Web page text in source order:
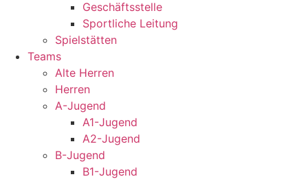
Geschäftsstelle
Sportliche Leitung
Spielstätten
Teams
Alte Herren
Herren
A-Jugend
A1-Jugend
A2-Jugend
B-Jugend
B1-Jugend